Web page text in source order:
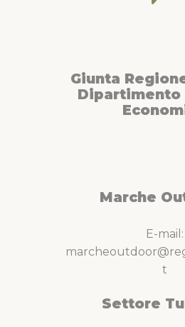
Giunta
Dipartimento
Marche
E-mail:
t
Settore